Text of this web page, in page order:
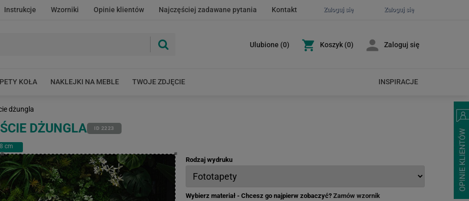
Zaloguj się
Zaloguj się
Instrukcje Wzorniki Opinie klientów Najczęściej zadawane pytania Kontakt
Ulubione (0) Koszyk (0) Zaloguj się
KOŁA NAKLEJKI NA MEBLE TWOJE ZDJĘCIE INSPIRACJE
dżungla
DŻUNGLA ID 2223
cm
Rodzaj wydruku
Wybierz materiał - Chcesz go najpierw zobaczyć? Zamów wzornik